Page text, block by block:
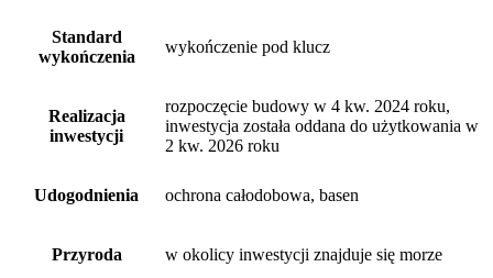
Standard
wykończenia
wykończenie pod klucz
Realizacja
inwestycji
rozpoczęcie budowy w 4 kw. 2024 roku,
inwestycja została oddana do użytkowania w
2 kw. 2026 roku
Udogodnienia ochrona całodobowa, basen
Przyroda w okolicy inwestycji znajduje się morze